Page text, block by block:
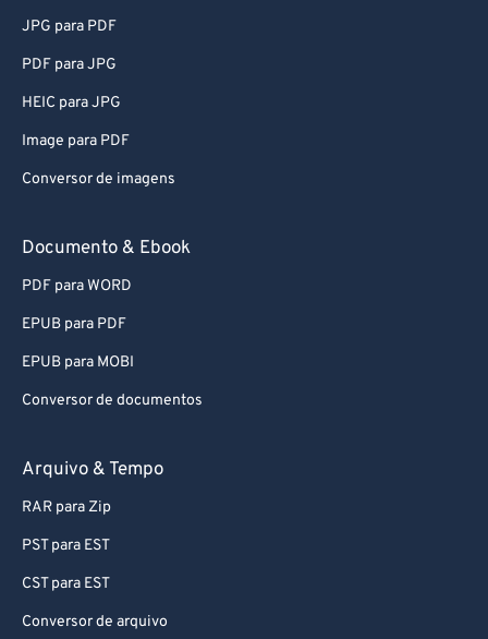
JPG para PDF
PDF para JPG
HEIC para JPG
Image para PDF
Conversor de imagens
Documento & Ebook
PDF para WORD
EPUB para PDF
EPUB para MOBI
Conversor de documentos
Arquivo & Tempo
RAR para Zip
PST para EST
CST para EST
Conversor de arquivo